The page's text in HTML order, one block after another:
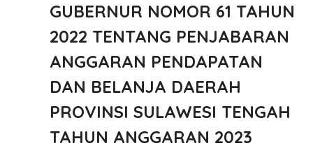
GUBERNUR NOMOR 61 TAHUN
2022 TENTANG PENJABARAN
ANGGARAN PENDAPATAN
DAN BELANJA DAERAH
PROVINSI SULAWESI TENGAH
TAHUN ANGGARAN 2023